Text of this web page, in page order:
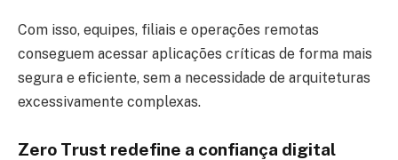
Com isso, equipes, filiais e operações remotas
conseguem acessar aplicações críticas de forma mais
segura e eficiente, sem a necessidade de arquiteturas
excessivamente complexas.
Zero Trust redefine a confiança digital